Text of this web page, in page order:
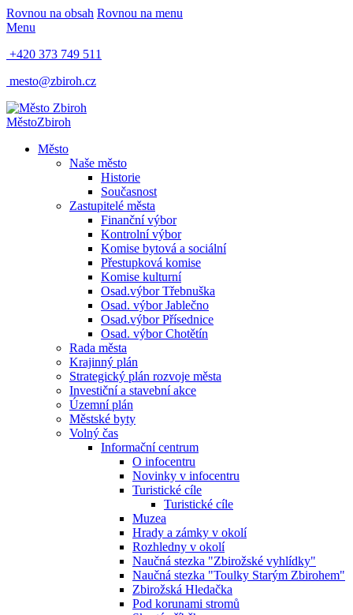
Rovnou na obsah Rovnou na menu
Menu
+420 373 749 511
mesto@zbiroh.cz
MěstoZbiroh
Město
Naše město
Historie
Současnost
Zastupitelé města
Finanční výbor
Kontrolní výbor
Komise bytová a sociální
Přestupková komise
Komise kulturní
Osad.výbor Třebnuška
Osad. výbor Jablečno
Osad.výbor Přísednice
Osad. výbor Chotětín
Rada města
Krajinný plán
Strategický plán rozvoje města
Investiční a stavební akce
Územní plán
Městské byty
Volný čas
Informační centrum
O infocentru
Novinky v infocentru
Turistické cíle
Turistické cíle
Muzea
Hrady a zámky v okolí
Rozhledny v okolí
Naučná stezka "Zbirožské vyhlídky"
Naučná stezka "Toulky Starým Zbirohem"
Zbirožská Hledačka
Pod korunami stromů